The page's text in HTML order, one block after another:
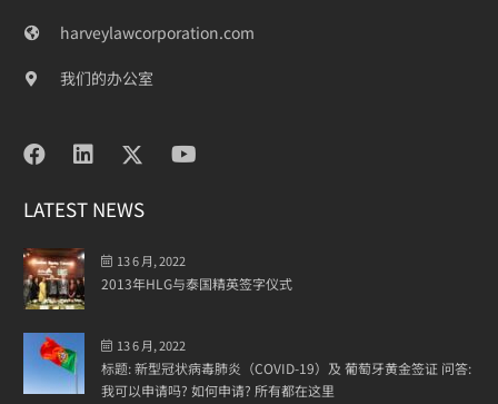
harveylawcorporation.com
我们的办公室
LATEST NEWS
13 6 月, 2022
2013年HLG与泰国精英签字仪式
13 6 月, 2022
标题: 新型冠状病毒肺炎（COVID-19）及 葡萄牙黄金签证 问答:
我可以申请吗? 如何申请? 所有都在这里